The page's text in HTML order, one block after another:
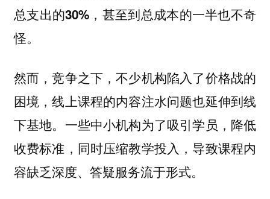
总支出的30% ，甚至到总成本的一半也不奇
怪。
然而，竞争之下，不少机构陷入了价格战的
困境，线上课程的内容注水问题也延伸到线
下基地。一些中小机构为了吸引学员，降低
收费标准，同时压缩教学投入，导致课程内
容缺乏深度、答疑服务流于形式。